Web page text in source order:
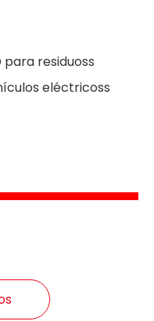
para residuoss
eléctricoss